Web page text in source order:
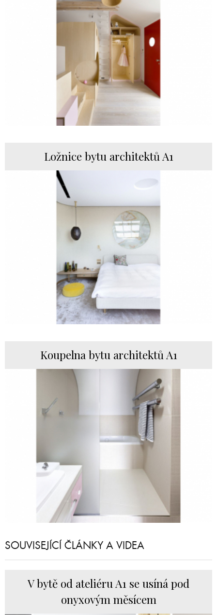
Ložnice bytu architektů A1
Koupelna bytu architektů A1
SOUVISEJÍCÍ ČLÁNKY A VIDEA
V bytě od ateliéru A1 se usíná pod
onyxovým měsícem